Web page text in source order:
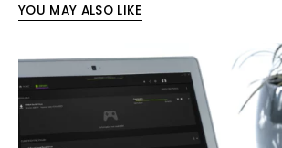
YOU MAY ALSO LIKE